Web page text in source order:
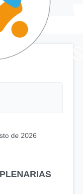
de 2026